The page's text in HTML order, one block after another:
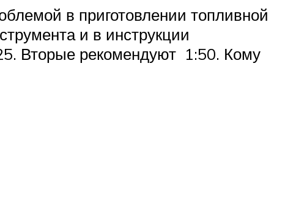
в приготовлении топливной
и в инструкции
Вторые рекомендуют 1:50. Кому